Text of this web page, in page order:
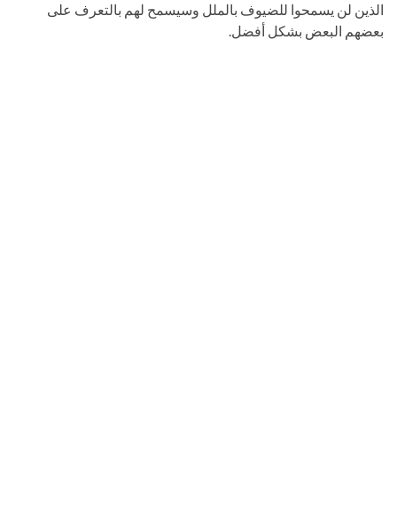
الذين لن يسمحوا للضيوف بالملل وسيسمح لهم بالتعرف على
بعضهم البعض بشكل أفضل.